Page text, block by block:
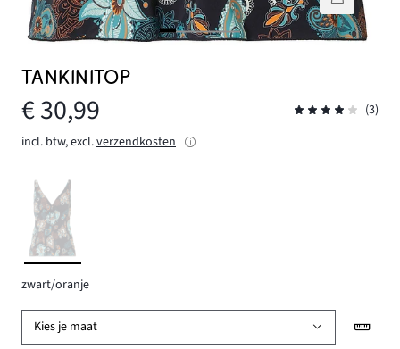
TANKINITOP
€ 30,99
(3)
incl. btw, excl.verzendkosten
zwart/oranje
Kies je maat